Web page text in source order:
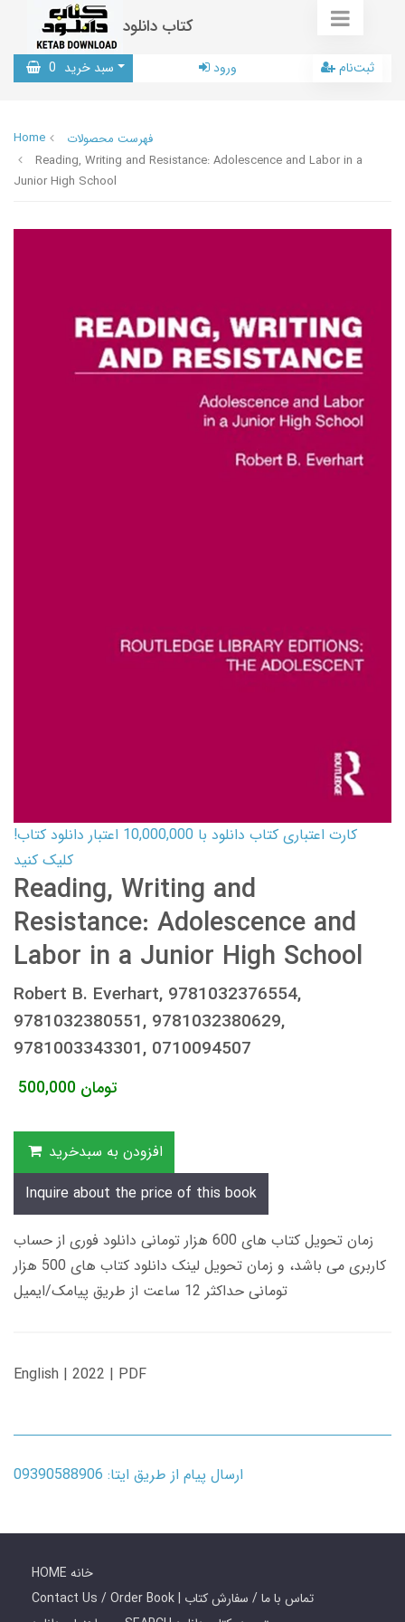
کتاب دانلود
سبد خرید 0 ورود ثبت‌نام
Home
فهرست محصولات
Reading, Writing and Resistance: Adolescence and Labor in a
Junior High School
کارت اعتباری کتاب دانلود با 10,000,000 اعتبار دانلود کتاب!
کلیک کنید
Reading, Writing and
Resistance: Adolescence and
Labor in a Junior High School
Robert B. Everhart, 9781032376554,
9781032380551, 9781032380629,
9781003343301, 0710094507
500,000 تومان
افزودن به سبدخرید
Inquire about the price of this book
زمان تحویل کتاب های 600 هزار تومانی دانلود فوری از حساب
کاربری می باشد، و زمان تحویل لینک دانلود کتاب های 500 هزار
تومانی حداکثر 12 ساعت از طریق پیامک/ایمیل
English | 2022 | PDF
ارسال پیام از طریق ایتا: 09390588906
HOME خانه
Contact Us / Order Book | تماس با ما / سفارش کتاب